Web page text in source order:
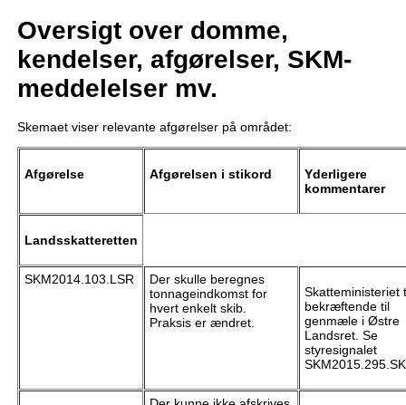
Oversigt over domme,
kendelser, afgørelser, SKM-
meddelelser mv.
Skemaet viser relevante afgørelser på området:
Afgørelse Afgørelsen i stikord
Yderligere
kommentarer
Landsskatteretten
SKM2014.103.LSR
Der skulle beregnes
tonnageindkomst for
hvert enkelt skib.
Praksis er ændret.
Skatteministeriet
bekræftende til
genmæle i Østre
Landsret. Se
styresignalet